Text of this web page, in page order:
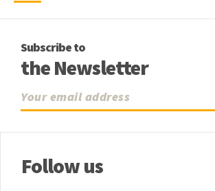
Subscribe to
the Newsletter
Follow us